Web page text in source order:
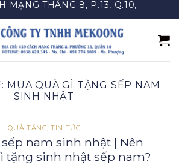
MẠNG THÁNG 8, P.13, Q.10,
MUA QUÀ GÌ TẶNG SẾP NAM
SINH NHẬT
QUÀ TẶNG,TIN TỨC
nam sinh nhật | Nên
tặng sinh nhật sếp nam?